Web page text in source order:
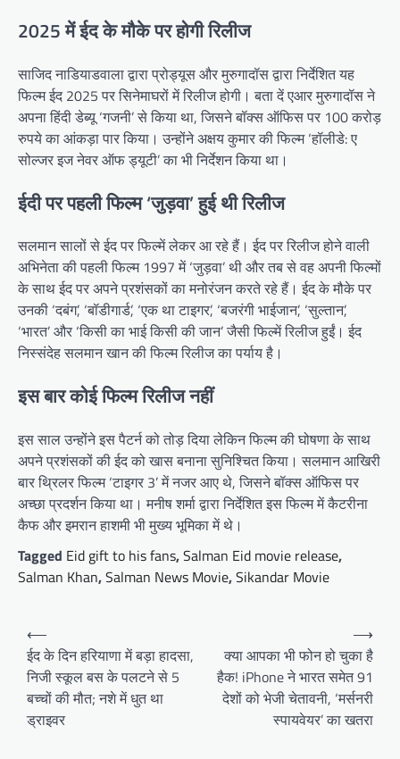
2025 में ईद के मौके पर होगी रिलीज
साजिद नाडियाडवाला द्वारा प्रोड्यूस और मुरुगादॉस द्वारा निर्देशित यह
फिल्म ईद 2025 पर सिनेमाघरों में रिलीज होगी। बता दें एआर मुरुगादॉस ने
अपना हिंदी डेब्यू ‘गजनी’ से किया था, जिसने बॉक्स ऑफिस पर 100 करोड़
रुपये का आंकड़ा पार किया। उन्होंने अक्षय कुमार की फिल्म ‘हॉलीडे: ए
सोल्जर इज नेवर ऑफ ड्यूटी’ का भी निर्देशन किया था।
ईदी पर पहली फिल्म ‘जुड़वा’ हुई थी रिलीज
सलमान सालों से ईद पर फिल्में लेकर आ रहे हैं। ईद पर रिलीज होने वाली
अभिनेता की पहली फिल्म 1997 में ‘जुड़वा’ थी और तब से वह अपनी फिल्मों
के साथ ईद पर अपने प्रशंसकों का मनोरंजन करते रहे हैं। ईद के मौके पर
उनकी ‘दबंग’, ‘बॉडीगार्ड’, ‘एक था टाइगर’, ‘बजरंगी भाईजान’, ‘सुल्तान’,
‘भारत’ और ‘किसी का भाई किसी की जान’ जैसी फिल्में रिलीज हुईं। ईद
निस्संदेह सलमान खान की फिल्म रिलीज का पर्याय है।
इस बार कोई फिल्म रिलीज नहीं
इस साल उन्होंने इस पैटर्न को तोड़ दिया लेकिन फिल्म की घोषणा के साथ
अपने प्रशंसकों की ईद को खास बनाना सुनिश्चित किया। सलमान आखिरी
बार थ्रिलर फिल्म ‘टाइगर 3’ में नजर आए थे, जिसने बॉक्स ऑफिस पर
अच्छा प्रदर्शन किया था। मनीष शर्मा द्वारा निर्देशित इस फिल्म में कैटरीना
कैफ और इमरान हाशमी भी मुख्य भूमिका में थे।
Tagged Eid gift to his fans,Salman Eid movie release,
Salman Khan,Salman News Movie,Sikandar Movie
Post
navigation
⟵
ईद के दिन हरियाणा में बड़ा हादसा,
निजी स्कूल बस के पलटने से 5
बच्चों की मौत; नशे में धुत था
ड्राइवर
क्या आपका भी फोन हो चुका है
हैक! iPhone ने भारत समेत 91
देशों को भेजी चेतावनी, ‘मर्सनरी
स्पायवेयर’ का खतरा
⟶